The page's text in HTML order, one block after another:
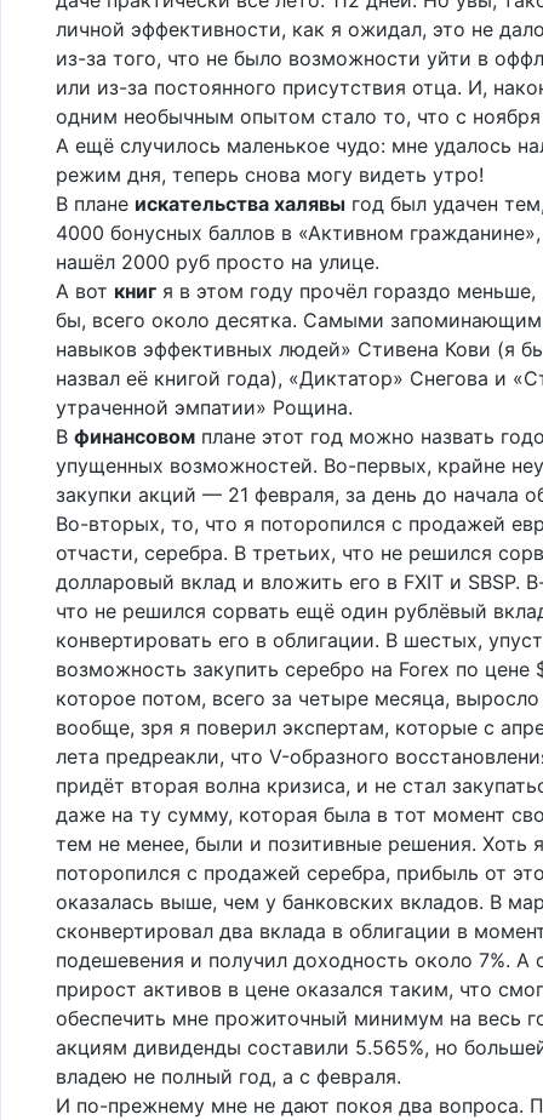
личной эффективности, как я ожидал, это не
из-за того, что не было возможности уйти в
или из-за постоянного присутствия отца. И,
одним необычным опытом стало то, что с
А ещё случилось маленькое чудо: мне удалось
режим дня, теперь снова могу видеть утро!
В плане искательства халявы год был удачен
4000 бонусных баллов в «Активном
нашёл 2000 руб просто на улице.
А вот книг я в этом году прочёл гораздо меньше,
бы, всего около десятка. Самыми
навыков эффективных людей» Стивена Кови (я
назвал её книгой года), «Диктатор» Снегова и
утраченной эмпатии» Рощина.
В финансовом плане этот год можно назвать
упущенных возможностей. Во-первых, крайне
закупки акций — 21 февраля, за день до начала
Во-вторых, то, что я поторопился с продажей
отчасти, серебра. В третьих, что не решился
долларовый вклад и вложить его в FXIT и SBSP.
что не решился сорвать ещё один рублёвый
конвертировать его в облигации. В шестых,
возможность закупить серебро на Forex по цене
которое потом, всего за четыре месяца,
вообще, зря я поверил экспертам, которые с
лета предреакли, что V-образного
придёт вторая волна кризиса, и не стал
даже на ту сумму, которая была в тот момент
тем не менее, были и позитивные решения. Хоть
поторопился с продажей серебра, прибыль от
оказалась выше, чем у банковских вкладов. В
сконвертировал два вклада в облигации в
подешевения и получил доходность около 7%. А
прирост активов в цене оказался таким, что
обеспечить мне прожиточный минимум на весь
акциям дивиденды составили 5.565%, но
владею не полный год, а с февраля.
И по-прежнему мне не дают покоя два вопроса.